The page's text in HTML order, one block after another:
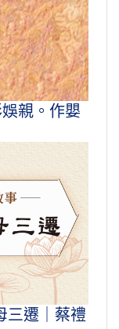
親。作嬰
三遷｜蔡禮